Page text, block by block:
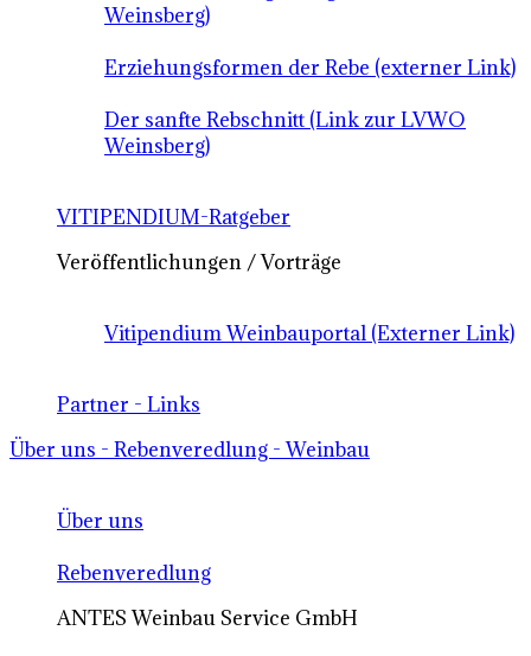
Weinsberg)
Erziehungsformen der Rebe (externer Link)
Der sanfte Rebschnitt (Link zur LVWO
Weinsberg)
VITIPENDIUM-Ratgeber
Veröffentlichungen / Vorträge
Vitipendium Weinbauportal (Externer Link)
Partner - Links
Über uns - Rebenveredlung - Weinbau
Über uns
Rebenveredlung
ANTES Weinbau Service GmbH